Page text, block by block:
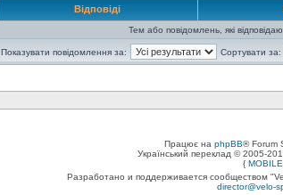
Відповіді
Тем або повідомлень, які
Показувати повідомлення за:
Сортувати за:
Працює на phpBB® Forum
Український переклад © 2005-
{
Разработано и поддерживается сообществом
director@velo-